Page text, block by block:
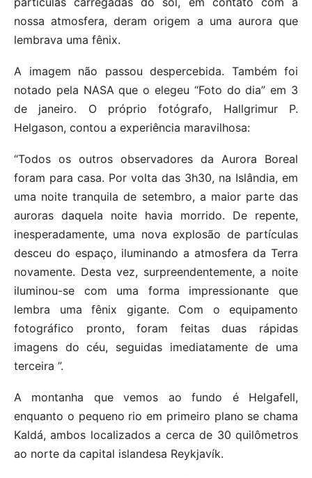
nossa atmosfera, deram origem a uma aurora que
lembrava uma fênix.
A imagem não passou despercebida. Também foi
notado pela NASA que o elegeu “Foto do dia” em 3
de janeiro. O próprio fotógrafo, Hallgrimur P.
Helgason, contou a experiência maravilhosa:
“Todos os outros observadores da Aurora Boreal
foram para casa. Por volta das 3h30, na Islândia, em
uma noite tranquila de setembro, a maior parte das
auroras daquela noite havia morrido. De repente,
inesperadamente, uma nova explosão de partículas
desceu do espaço, iluminando a atmosfera da Terra
novamente. Desta vez, surpreendentemente, a noite
iluminou-se com uma forma impressionante que
lembra uma fênix gigante. Com o equipamento
fotográfico pronto, foram feitas duas rápidas
imagens do céu, seguidas imediatamente de uma
terceira ”.
A montanha que vemos ao fundo é Helgafell,
enquanto o pequeno rio em primeiro plano se chama
Kaldá, ambos localizados a cerca de 30 quilômetros
ao norte da capital islandesa Reykjavík.